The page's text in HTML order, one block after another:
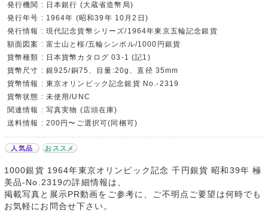
発行機関 : 日本銀行 (大蔵省造幣局)
発行年号 : 1964年 (昭和39年 10月2日)
発行情報 : 現代記念貨幣シリーズ/1964年東京五輪記念銀貨
額面図案 : 富士山と桜/五輪シンボル/1000円銀貨
貨幣種類 : 日本貨幣カタログ 03-1 (記1)
貨幣尺寸 : 銀925/銅75、目量:20g、直径 35mm
貨幣情報 : 東京オリンピック記念銀貨 No.-2319
貨幣状態 : 未使用/UNC
関連情報 : 写真実物 (店頭在庫)
送料情報 : 200円〜ご選択可(同梱可)
人気品 おススメ
1000銀貨 1964年東京オリンピック記念 千円銀貨 昭和39年 極
美品-No.2319の詳細情報は、
掲載写真と展示PR動画をご参考に、ご不明点ご要望は何時でも
お気軽にお問合せ下さい。